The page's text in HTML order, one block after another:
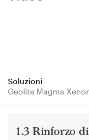
Soluzioni
Geolite Magma
1.3 Rinforzo